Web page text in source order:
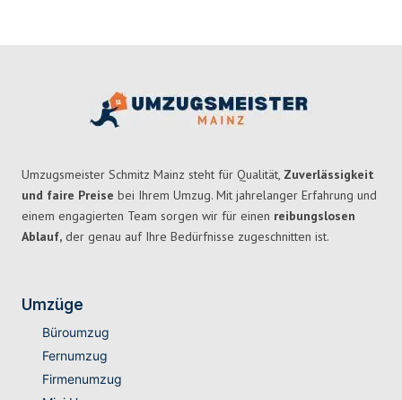
Umzugsmeister Schmitz Mainz steht für Qualität, Zuverlässigkeit
und faire Preise bei Ihrem Umzug. Mit jahrelanger Erfahrung und
einem engagierten Team sorgen wir für einen reibungslosen
Ablauf, der genau auf Ihre Bedürfnisse zugeschnitten ist.
Umzüge
Büroumzug
Fernumzug
Firmenumzug